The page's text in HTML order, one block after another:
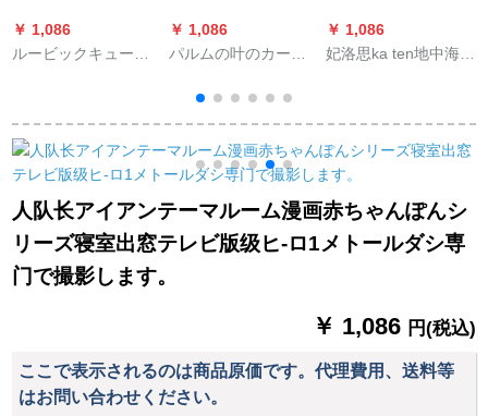
￥ 1,086
ルービックキューブ
色)1メトルオーダ·カ
ーン価格格
￥ 1,086
パルムの叶のカータ
半遮光ネトの赤いテ
ーテン寝室リビグ书
房ベルダ子供给部屋
刺繍パルムの叶-ブカ
￥ 1,086
妃洛思ka ten地中海シ
笼树の幅2メトルトル
トル×2メトルの高さ1
枚
人队长アイアンテーマルーム漫画赤ちゃんぽんシ
リーズ寝室出窓テレビ版级ヒ-ロ1メトールダシ専
门で撮影します。
￥ 1,086 円(税込)
ここで表示されるのは商品原価です。代理費用、送料等
はお問い合わせください。